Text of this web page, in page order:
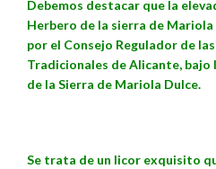
Debemos destacar que la
Herbero de la sierra de Mariola
por el Consejo Regulador de
Tradicionales de Alicante, bajo
de la Sierra de Mariola Dulce.
Se trata de un licor exquisito